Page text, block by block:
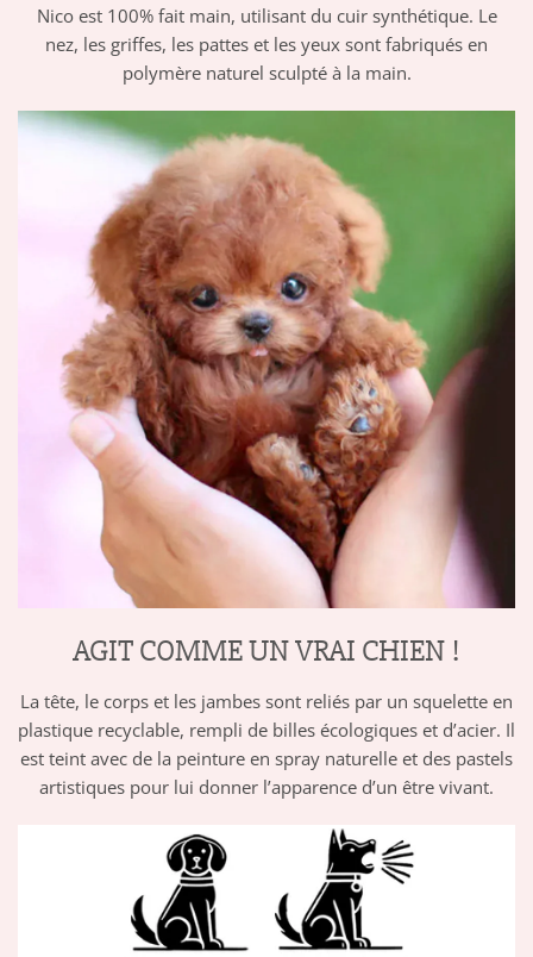
Nico est 100% fait main, utilisant du cuir synthétique. Le
nez, les griffes, les pattes et les yeux sont fabriqués en
polymère naturel sculpté à la main.
AGIT COMME UN VRAI CHIEN !
La tête, le corps et les jambes sont reliés par un squelette en
plastique recyclable, rempli de billes écologiques et d’acier. Il
est teint avec de la peinture en spray naturelle et des pastels
artistiques pour lui donner l’apparence d’un être vivant.